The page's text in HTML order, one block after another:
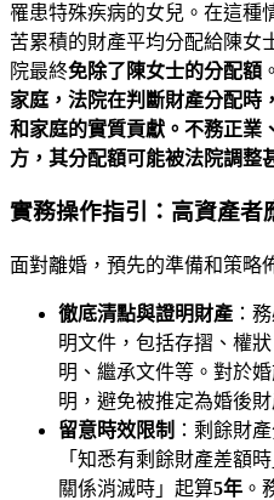
罹患特殊疾病的女兒。在這種
苦累積的財產平均分配給陳女
院最終免除了陳女士的分配額
家庭，法院在判斷財產分配時
和家庭的實質貢獻。不務正業
方，其分配額可能被法院調整
實務操作指引：高資產者
面對離婚，預先的準備和策略
徹底清點與證明財產 ：
明文件，包括存摺、權
明、繼承文件等。對於
明，避免被推定為婚後財
留意時效限制 ：剩餘財
「知悉有剩餘財產差額
關係消滅時」起算5年 。